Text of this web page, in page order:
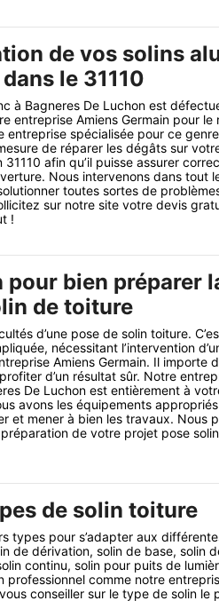
de vos solins
le 31110
à Bagneres De Luchon est
entreprise Amiens Germain pour le
entreprise spécialisée pour ce genre
de réparer les dégâts sur
afin qu’il puisse assurer
Nous intervenons dans tout
toutes sortes de
sur notre site votre devis
!
pour bien préparer
de toiture
d’une pose de solin toiture.
nécessitant l’intervention
Amiens Germain. Il importe
d’un résultat sûr. Notre
De Luchon est entièrement à
avons les équipements
et mener à bien les travaux. Nous
de votre projet pose
de solin toiture
types pour s’adapter aux
de dérivation, solin de base, solin
continu, solin pour puits de
professionnel comme notre
conseiller sur le type de solin le